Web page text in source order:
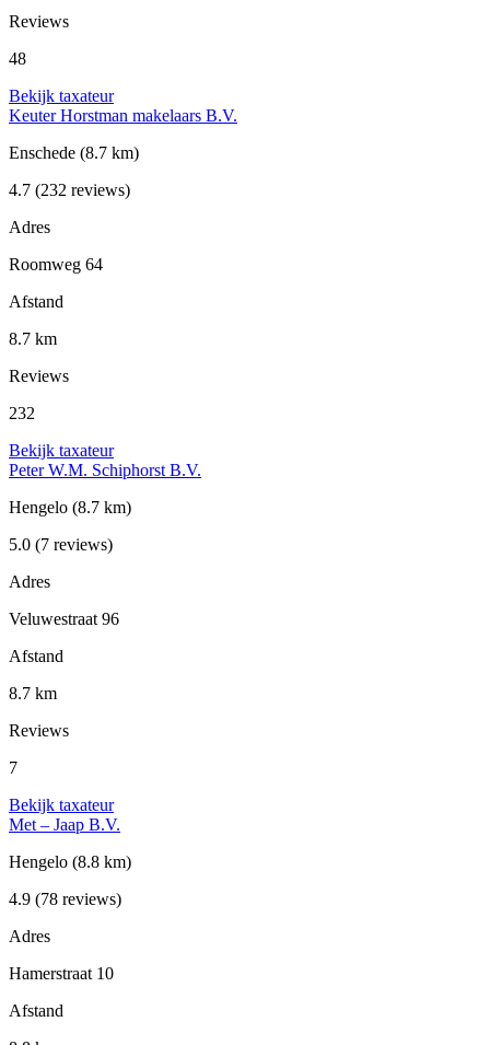
Reviews
48
Bekijk taxateur
Keuter Horstman makelaars B.V.
Enschede (8.7 km)
4.7 (232 reviews)
Adres
Roomweg 64
Afstand
8.7 km
Reviews
232
Bekijk taxateur
Peter W.M. Schiphorst B.V.
Hengelo (8.7 km)
5.0 (7 reviews)
Adres
Veluwestraat 96
Afstand
8.7 km
Reviews
7
Bekijk taxateur
Met – Jaap B.V.
Hengelo (8.8 km)
4.9 (78 reviews)
Adres
Hamerstraat 10
Afstand